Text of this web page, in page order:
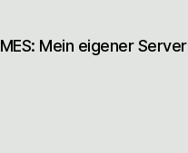
MES: Mein eigener Server